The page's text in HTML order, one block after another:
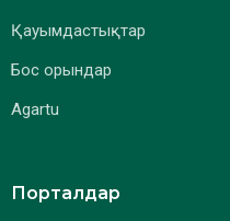
Қауымдастықтар
Бос орындар
Agartu
Порталдар